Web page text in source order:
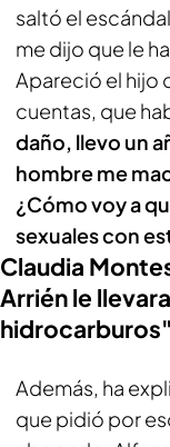
saltó el
me dijo que le
Apareció el hijo
cuentas, que
daño, llevo un
hombre me
¿Cómo voy a
sexuales con
Claudia
Arrién le
hidrocarburos"
Además, ha
que pidió por